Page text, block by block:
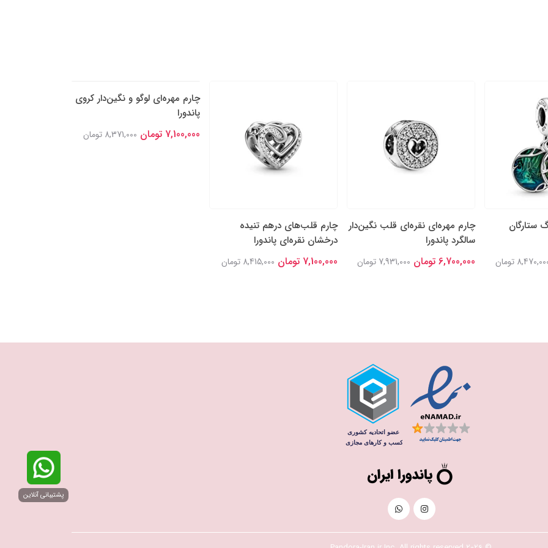
ستارگان
تومان
چارم مهره‌ای نقره‌ای قلب نگین‌دار
سالگرد پاندورا
6,700,000 تومان 7,931,000 تومان
چارم قلب‌های درهم تنیده
درخشان نقره‌ای پاندورا
7,100,000 تومان 8,415,000 تومان
پشتیبانی آنلاین